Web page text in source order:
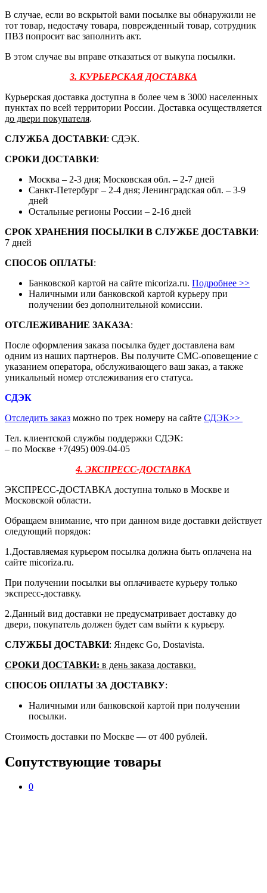
В случае, если во вскрытой вами посылке вы обнаружили не
тот товар, недостачу товара, поврежденный товар, сотрудник
ПВЗ попросит вас заполнить акт.
В этом случае вы вправе отказаться от выкупа посылки.
3. КУРЬЕРСКАЯ ДОСТАВКА
Курьерская доставка доступна в более чем в 3000 населенных
пунктах по всей территории России. Доставка осуществляется
до двери покупателя.
СЛУЖБА ДОСТАВКИ: СДЭК.
СРОКИ ДОСТАВКИ:
Москва – 2-3 дня; Московская обл. – 2-7 дней
Санкт-Петербург – 2-4 дня; Ленинградская обл. – 3-9
дней
Остальные регионы России – 2-16 дней
СРОК ХРАНЕНИЯ ПОСЫЛКИ В СЛУЖБЕ ДОСТАВКИ:
7 дней
СПОСОБ ОПЛАТЫ:
Банковской картой на сайте micoriza.ru. Подробнее >>
Наличными или банковской картой курьеру при
получении без дополнительной комиссии.
ОТСЛЕЖИВАНИЕ ЗАКАЗА:
После оформления заказа посылка будет доставлена вам
одним из наших партнеров. Вы получите СМС-оповещение с
указанием оператора, обслуживающего ваш заказ, а также
уникальный номер отслеживания его статуса.
СДЭК
Отследить заказ можно по трек номеру на сайте СДЭК>>
Тел. клиентской службы поддержки СДЭК:
– по Москве +7(495) 009-04-05
4. ЭКСПРЕСС-ДОСТАВКА
ЭКСПРЕСС-ДОСТАВКА доступна только в Москве и
Московской области.
Обращаем внимание, что при данном виде доставки действует
следующий порядок:
1.Доставляемая курьером посылка должна быть оплачена на
сайте micoriza.ru.
При получении посылки вы оплачиваете курьеру только
экспресс-доставку.
2.Данный вид доставки не предусматривает доставку до
двери, покупатель должен будет сам выйти к курьеру.
СЛУЖБЫ ДОСТАВКИ: Яндекс Go, Dostavista.
СРОКИ ДОСТАВКИ: в день заказа доставки.
СПОСОБ ОПЛАТЫ ЗА ДОСТАВКУ:
Наличными или банковской картой при получении
посылки.
Стоимость доставки по Москве — от 400 рублей.
Сопутствующие товары
0